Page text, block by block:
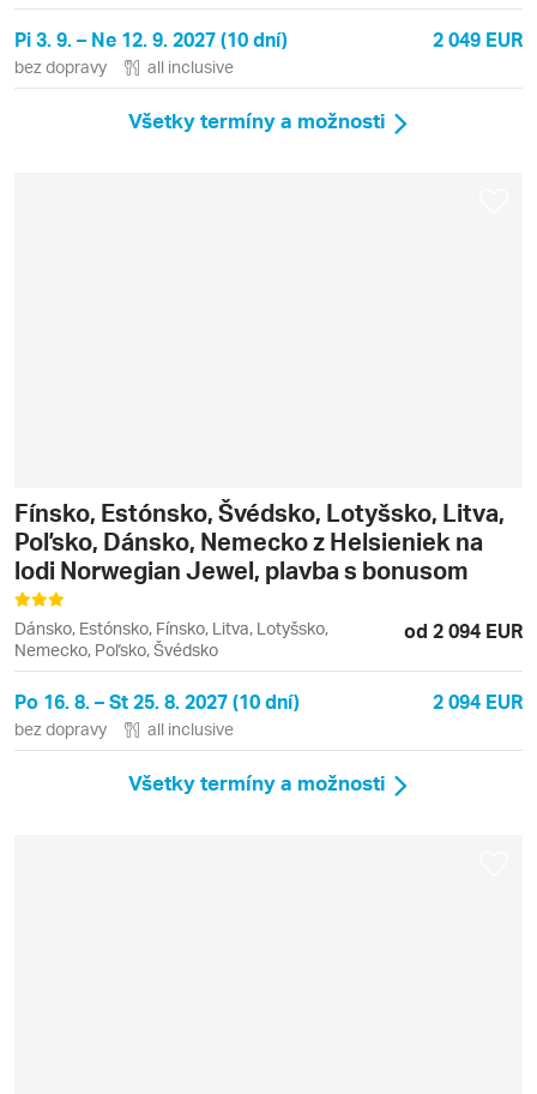
Pi 3. 9. – Ne 12. 9. 2027 (10 dní) 2 049 EUR
bez dopravy all inclusive
Všetky termíny a možnosti
Fínsko, Estónsko, Švédsko, Lotyšsko, Litva,
Poľsko, Dánsko, Nemecko z Helsieniek na
lodi Norwegian Jewel, plavba s bonusom
Dánsko, Estónsko, Fínsko, Litva, Lotyšsko,
Nemecko, Poľsko, Švédsko
od 2 094 EUR
Po 16. 8. – St 25. 8. 2027 (10 dní) 2 094 EUR
bez dopravy all inclusive
Všetky termíny a možnosti